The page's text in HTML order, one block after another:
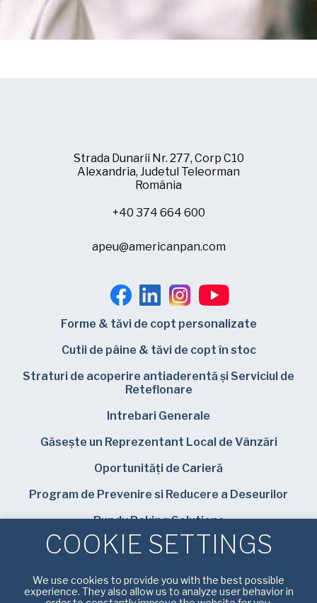
Strada Dunarii Nr. 277, Corp C10
Alexandria, Judetul Teleorman
România
+40 374 664 600
apeu@americanpan.com
Forme & tăvi de copt personalizate
Cutii de pâine & tăvi de copt în stoc
Straturi de acoperire antiaderentă și Serviciul de
Reteflonare
Intrebari Generale
Găsește un Reprezentant Local de Vânzări
Oportunități de Carieră
Program de Prevenire si Reducere a Deseurilor
Bundy Baking Solutions
COOKIE SETTINGS
We use cookies to provide you with the best possible
experience. They also allow us to analyze user behavior in